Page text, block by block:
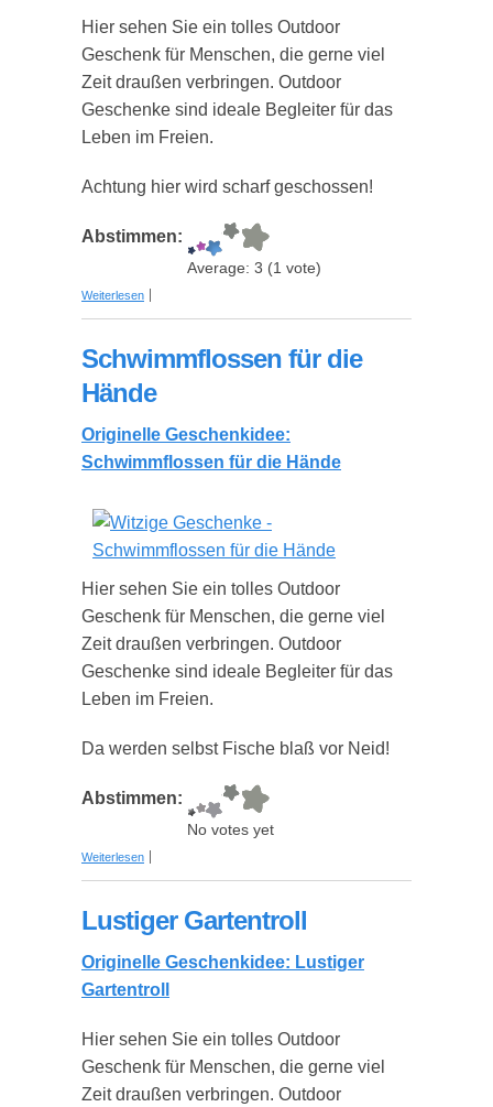
Hier sehen Sie ein tolles Outdoor
Geschenk für Menschen, die gerne viel
Zeit draußen verbringen. Outdoor
Geschenke sind ideale Begleiter für das
Leben im Freien.
Achtung hier wird scharf geschossen!
Abstimmen:
Average: 3 (1 vote)
Weiterlesen über Saucen Pistole für Ketchup, Senf, etc.
Schwimmflossen für die
Hände
Originelle Geschenkidee:
Schwimmflossen für die Hände
Hier sehen Sie ein tolles Outdoor
Geschenk für Menschen, die gerne viel
Zeit draußen verbringen. Outdoor
Geschenke sind ideale Begleiter für das
Leben im Freien.
Da werden selbst Fische blaß vor Neid!
Abstimmen:
No votes yet
Weiterlesen über Schwimmflossen für die Hände
Lustiger Gartentroll
Originelle Geschenkidee: Lustiger
Gartentroll
Hier sehen Sie ein tolles Outdoor
Geschenk für Menschen, die gerne viel
Zeit draußen verbringen. Outdoor